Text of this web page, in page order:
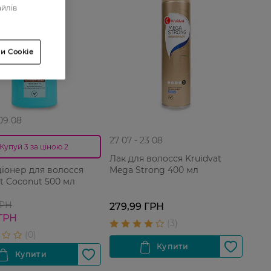
08
Купуй 3 за ціною 2
для волосся
Coconut 500 мл
27 07 - 23 08
Лак для волосся Kruidvat
Mega Strong 400 мл
279,99 ГРН
Cookie